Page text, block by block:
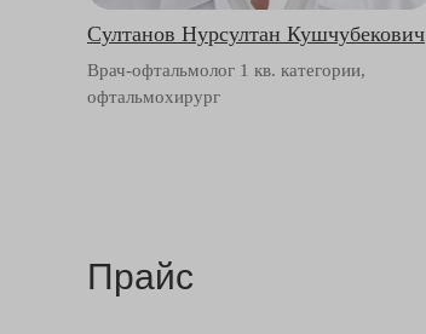
Султанов Нурсултан Кушчубекович
Врач-офтальмолог 1 кв. категории,
офтальмохирург
Прайс